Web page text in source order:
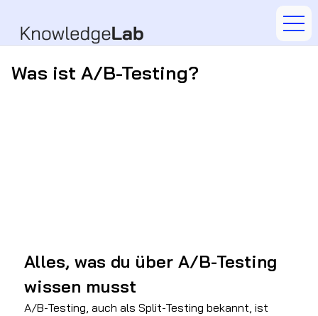
Was ist A/B-Testing?
Alles, was du über A/B-Testing
wissen musst
A/B-Testing, auch als Split-Testing bekannt, ist